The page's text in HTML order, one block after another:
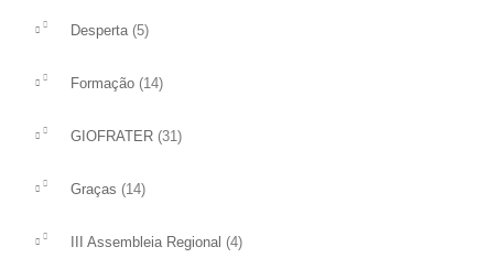
Desperta (5)
Formação (14)
GIOFRATER (31)
Graças (14)
III Assembleia Regional (4)